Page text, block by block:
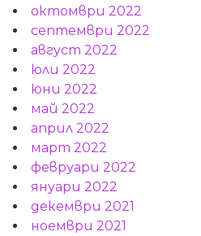
октомври 2022
септември 2022
август 2022
юли 2022
юни 2022
май 2022
април 2022
март 2022
февруари 2022
януари 2022
декември 2021
ноември 2021